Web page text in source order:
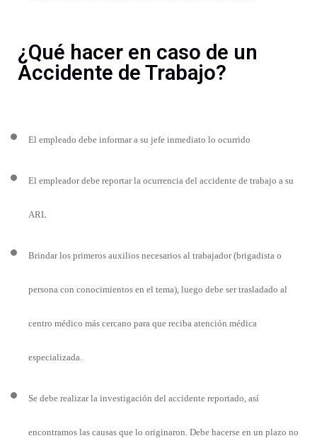
¿Qué hacer en caso de un
Accidente de Trabajo?
El empleado debe informar a su jefe inmediato lo ocurrido
El empleador debe reportar la ocurrencia del accidente de trabajo a su
ARL
Brindar los primeros auxilios necesarios al trabajador (brigadista o
persona con conocimientos en el tema), luego debe ser trasladado al
centro médico más cercano para que reciba atención médica
especializada.
Se debe realizar la investigación del accidente reportado, así
encontramos las causas que lo originaron. Debe hacerse en un plazo no